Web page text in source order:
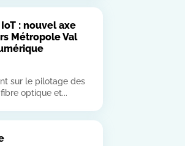
: nouvel axe
Métropole Val
sur le pilotage des
optique et...